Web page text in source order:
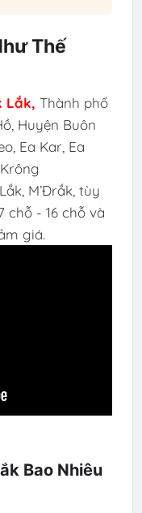
Thế
Lắk, Thành phố
Huyện Buôn
Ea Kar, Ea
M’Đrắk, tùy
chỗ - 16 chỗ và
giá.
Bao Nhiêu